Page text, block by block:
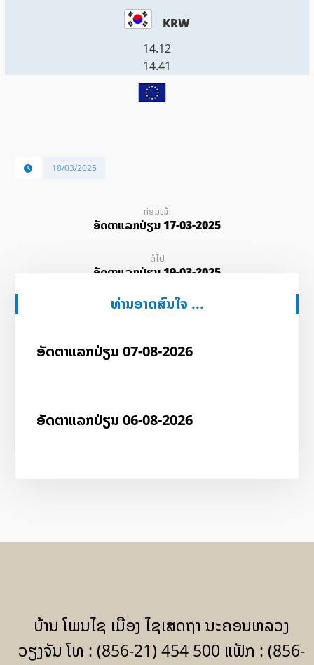
KRW
14.12
14.41
18/03/2025
ກ່ອນໜ້າ
ອັດ​ຕາ​ແລກ​ປ່ຽນ 17-03-2025
ຕໍ່ໄປ
ອັດ​ຕາ​ແລກ​ປ່ຽນ 19-03-2025
ທ່ານອາດສົນໃຈ ...
ອັດ​ຕາ​ແລກ​ປ່ຽນ 07-08-2026
ອັດ​ຕາ​ແລກ​ປ່ຽນ 06-08-2026
ບ້ານ ໂພນໄຊ ເມືອງ ໄຊເສດຖາ ນະຄອນຫລວງ
ວຽງຈັນ ໂທ : (856-21) 454 500 ແຟັກ : (856-